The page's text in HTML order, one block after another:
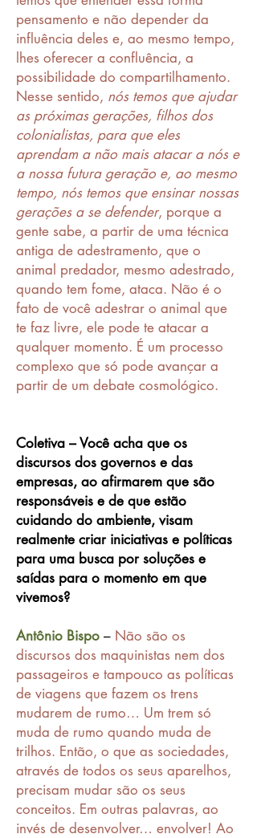
pensamento e não depender da
influência deles e, ao mesmo tempo,
lhes oferecer a confluência, a
possibilidade do compartilhamento.
Nesse sentido, nós temos que ajudar
as próximas gerações, filhos dos
colonialistas, para que eles
aprendam a não mais atacar a nós e
a nossa futura geração e, ao mesmo
tempo, nós temos que ensinar nossas
gerações a se defender, porque a
gente sabe, a partir de uma técnica
antiga de adestramento, que o
animal predador, mesmo adestrado,
quando tem fome, ataca. Não é o
fato de você adestrar o animal que
te faz livre, ele pode te atacar a
qualquer momento. É um processo
complexo que só pode avançar a
partir de um debate cosmológico.
Coletiva – Você acha que os
discursos dos governos e das
empresas, ao afirmarem que são
responsáveis e de que estão
cuidando do ambiente, visam
realmente criar iniciativas e políticas
para uma busca por soluções e
saídas para o momento em que
vivemos?
Antônio Bispo – Não são os
discursos dos maquinistas nem dos
passageiros e tampouco as políticas
de viagens que fazem os trens
mudarem de rumo… Um trem só
muda de rumo quando muda de
trilhos. Então, o que as sociedades,
através de todos os seus aparelhos,
precisam mudar são os seus
conceitos. Em outras palavras, ao
invés de desenvolver… envolver! Ao